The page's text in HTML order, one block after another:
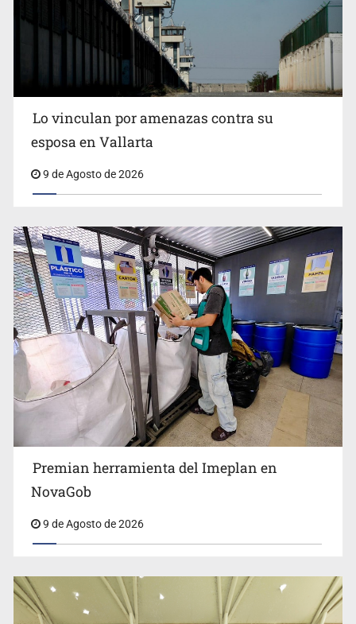
Fallece Don Nelson, quíntuple campeón NBA, a los 86
años
Congreso pide a la SEP combatir discursos de odio y
desinformación en redes e IA
Lo vinculan por amenazas contra su esposa en Vallarta
Lo vinculan por amenazas contra su
esposa en Vallarta
9 de Agosto de 2026
Premian herramienta del Imeplan en
NovaGob
9 de Agosto de 2026